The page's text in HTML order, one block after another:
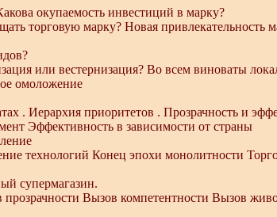
окупаемость инвестиций в марку?
торговую марку? Новая привлекательность
или вестернизация? Во всем виноваты
омоложение
. Иерархия приоритетов . Прозрачность и
Эффективность в зависимости от страны
технологий Конец эпохи монолитности
супермагазин.
прозрачности Вызов компетентности Вызов